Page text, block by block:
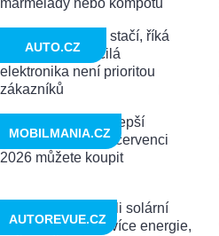
AUTO.CZ
MOBILMANIA.CZ
AUTOREVUE.CZ